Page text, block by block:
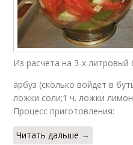
Из расчета на 3-х литровый
арбуз (сколько войдет в
ложки соли;1 ч. ложки
Процесс приготовления:
Читать дальше →